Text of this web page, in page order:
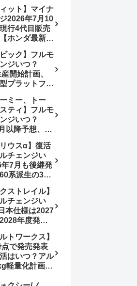
短縮【ダイハ
】前回改良は
月5日、価格
万円、値
10万円、法規
ブリッド
だ、フルモ
ジはトヨタが
ット】マイナ
2026年7月10
行4代目販売
ホンダ最新情
モデルチェン
頃まで遅れ
ック】フルモ
ジいつ？
開始計画、
プラットフォ
ホンダ最新情
S+ Shiftは現
消費税込
円で先行導入
ミー、トー
ティ】フルモ
ジいつ？
以降予想、ビ
トヨタ最新情
イブリッド追
に期待
ウスα】復活
チェンジい
7月も後継発
系派生の3列
可能性は【ト
報デザイン予
ライドドア装
ストレイル】
チェンジい
本仕様は2027
年度発売
POWERは
投入へ
トワークス】
で発売発表
はいつ？アル
軽量化計画は